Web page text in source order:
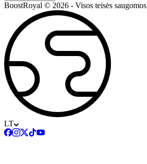
BoostRoyal © 2026 - Visos teisės saugomos
LT